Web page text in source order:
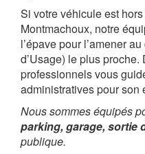
Si votre véhicule est
Montmachoux, notre
l’épave pour l’amener
d’Usage) le plus
professionnels vous
administratives pour son
Nous sommes équipés
parking, garage, sortie
publique.